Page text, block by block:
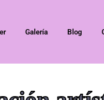
Galería Blog